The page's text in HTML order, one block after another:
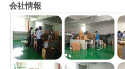
会社情報